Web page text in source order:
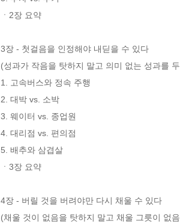
ㆍ2장 요약
3장 - 첫걸음을 인정해야 내딛을 수 있다
(성과가 작음을 탓하지 말고 의미 없는 성과를
1. 고속버스와 정속 주행
2. 대박 vs. 소박
3. 웨이터 vs. 종업원
4. 대리점 vs. 편의점
5. 배추와 삼겹살
ㆍ3장 요약
4장 - 버릴 것을 버려야만 다시 채울 수 있다
(채울 것이 없음을 탓하지 말고 채울 그릇이 없